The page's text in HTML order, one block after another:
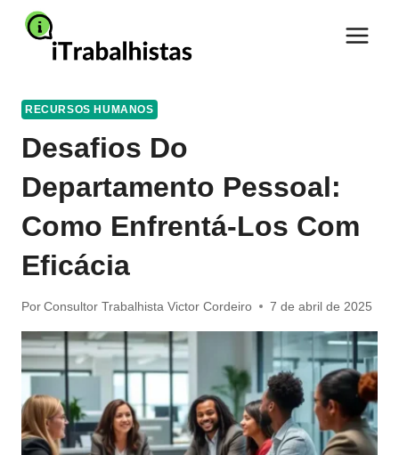
Pular
para
RECURSOS HUMANOS
Desafios Do
Departamento Pessoal:
Como Enfrentá-Los Com
Eficácia
Por Consultor Trabalhista Victor Cordeiro 7 de abril de 2025